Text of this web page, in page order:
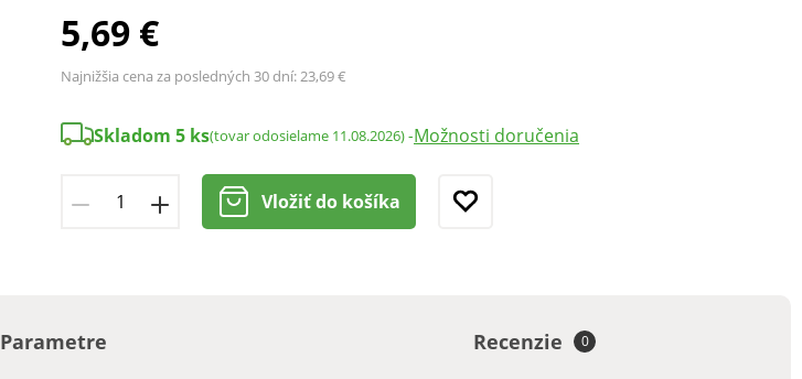
5,69 €
Najnižšia cena za posledných 30 dní:23,69 €
Skladom 5 ks(tovar odosielame 11.08.2026)-Možnosti doručenia
Vložiť do košíka
Parametre Recenzie 0